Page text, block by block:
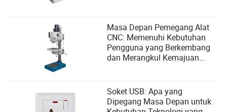
Masa Depan Pemegang Alat
CNC: Memenuhi Kebutuhan
Pengguna yang Berkembang
dan Merangkul Kemajuan
Soket USB: Apa yang
Dipegang Masa Depan untuk